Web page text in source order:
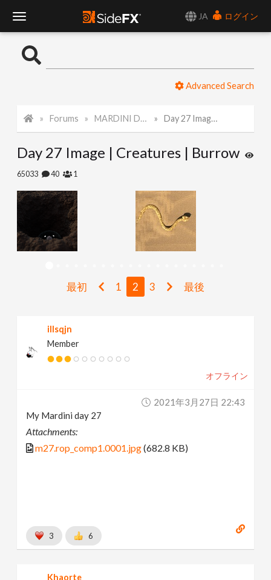
JA
ログイン
o
l
a
Advanced Search
Forums MARDINI Daily Challenge 2021 Day 27 Image | Creatures | Burrow
Day 27 Image | Creatures | Burrow
65033 40 1
最初 1 2 3 最後
illsqjn
Member
オフライン
2021年3月27日 22:43
My Mardini day 27
Attachments:
m27.rop_comp1.0001.jpg(682.8 KB)
3 6
Khaorte